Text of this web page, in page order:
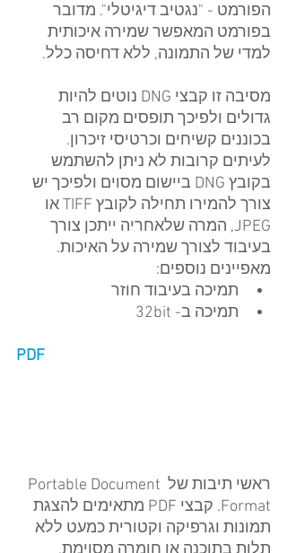
הפורמט - "נגטיב דיגיטלי". מדובר
בפורמט המאפשר שמירה איכותית
למדי של התמונה, ללא דחיסה כלל.
מסיבה זו קבצי DNG נוטים להיות
גדולים ולפיכך תופסים מקום רב
בכוננים קשיחים וכרטיסי זיכרון.
לעיתים קרובות לא ניתן להשתמש
בקובץ DNG ביישום מסוים ולפיכך יש
צורך להמירו תחילה לקובץ TIFF או
JPEG, המרה שלאחריה ייתכן צורך
בעיבוד לצורך שמירה על האיכות.
מאפיינים נוספים:
תמיכה בעיבוד חוזר
תמיכה ב- 32bit
PDF
ראשי תיבות של Portable Document
Format. קבצי PDF מתאימים להצגת
תמונות וגרפיקה וקטורית כמעט ללא